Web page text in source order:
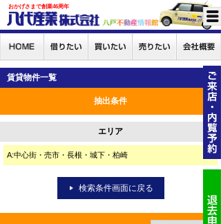
おかげさまで創業46周年
賃貸物件一覧
抽出条件
エリア
A:中心街・売市・長根・城下・柏崎
検索条件画面に戻る